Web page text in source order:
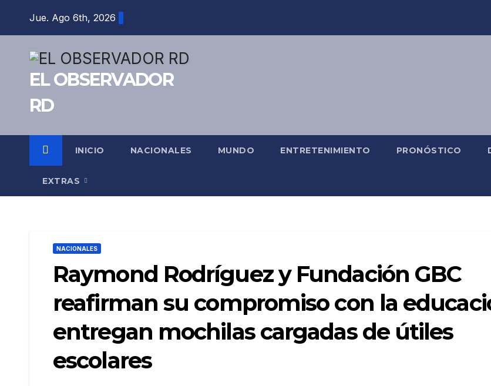
Jue. Ago 6th, 2026
EL OBSERVADOR
RD
INICIO NACIONALES MUNDO ENTRETENIMIENTO PRONÓSTICO
EXTRAS
NACIONALES
Raymond Rodríguez y Fundación GBC
reafirman su compromiso con la
entregan mochilas cargadas de útiles
escolares